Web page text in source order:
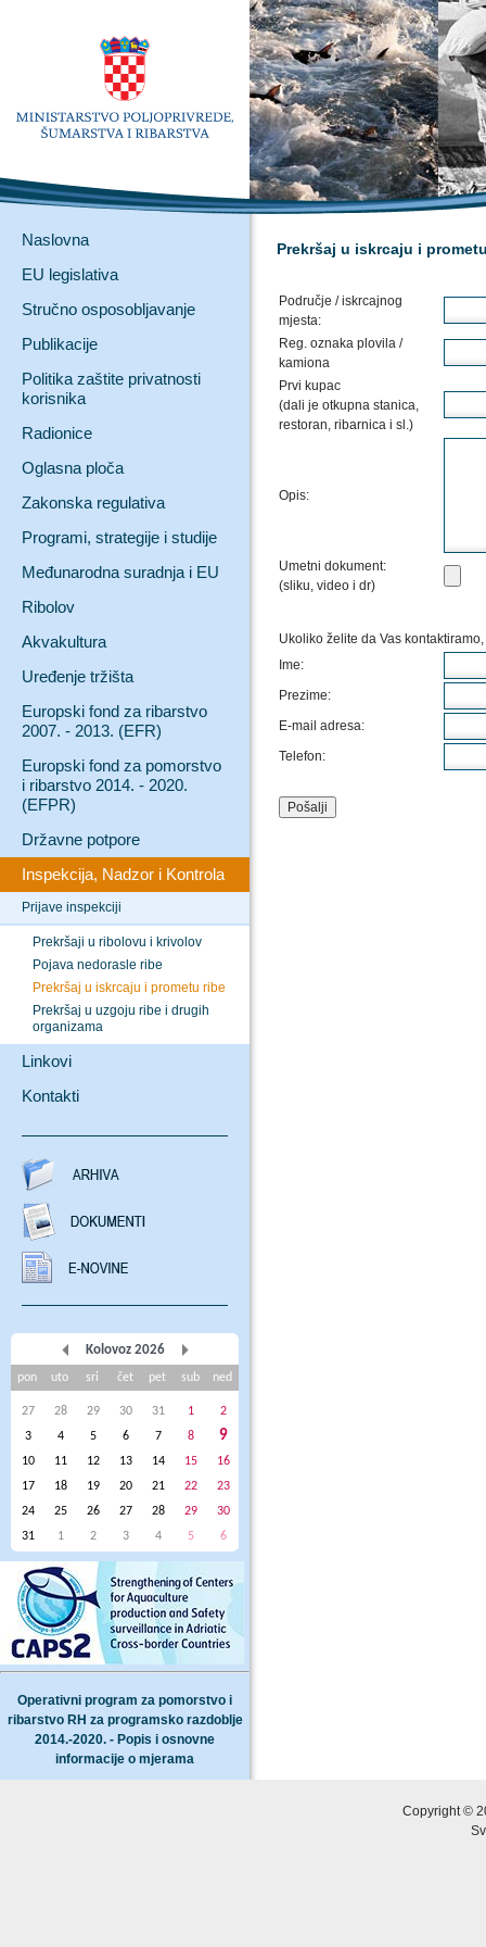
Naslovna
EU legislativa
Stručno osposobljavanje
Publikacije
Politika zaštite privatnosti
korisnika
Radionice
Oglasna ploča
Zakonska regulativa
Programi, strategije i studije
Međunarodna suradnja i EU
Ribolov
Akvakultura
Uređenje tržišta
Europski fond za ribarstvo
2007. - 2013. (EFR)
Europski fond za pomorstvo
i ribarstvo 2014. - 2020.
(EFPR)
Državne potpore
Inspekcija, Nadzor i Kontrola
Prijave inspekciji
Prekršaji u ribolovu i krivolov
Pojava nedorasle ribe
Prekršaj u iskrcaju i prometu ribe
Prekršaj u uzgoju ribe i drugih
organizama
Linkovi
Kontakti
Kolovoz 2026
pon uto sri čet pet sub ned
27 28 29 30 31 1
2
3
4 5 6 7 8 9
10 11 12 13 14 15
16
17
18 19 20 21 22
23
24
25 26 27 28 29
30
31
1 2 3 4 5 6
Operativni program za pomorstvo i
ribarstvo RH za programsko razdoblje
2014.-2020. - Popis i osnovne
informacije o mjerama
Prekršaj u iskrcaju i
Područje / iskrcajnog
mjesta:
Reg. oznaka plovila /
kamiona
Prvi kupac
(dali je otkupna stanica,
restoran, ribarnica i sl.)
Opis:
Umetni dokument:
(sliku, video i dr)
Ukoliko želite da Vas
Ime:
Prezime:
E-mail adresa:
Telefon:
Copyright ©